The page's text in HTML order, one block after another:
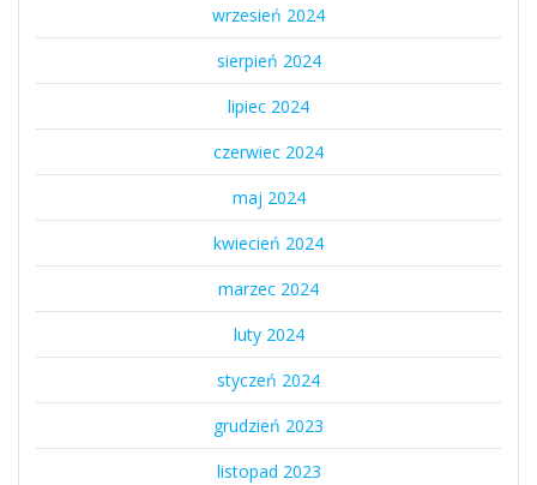
wrzesień 2024
sierpień 2024
lipiec 2024
czerwiec 2024
maj 2024
kwiecień 2024
marzec 2024
luty 2024
styczeń 2024
grudzień 2023
listopad 2023